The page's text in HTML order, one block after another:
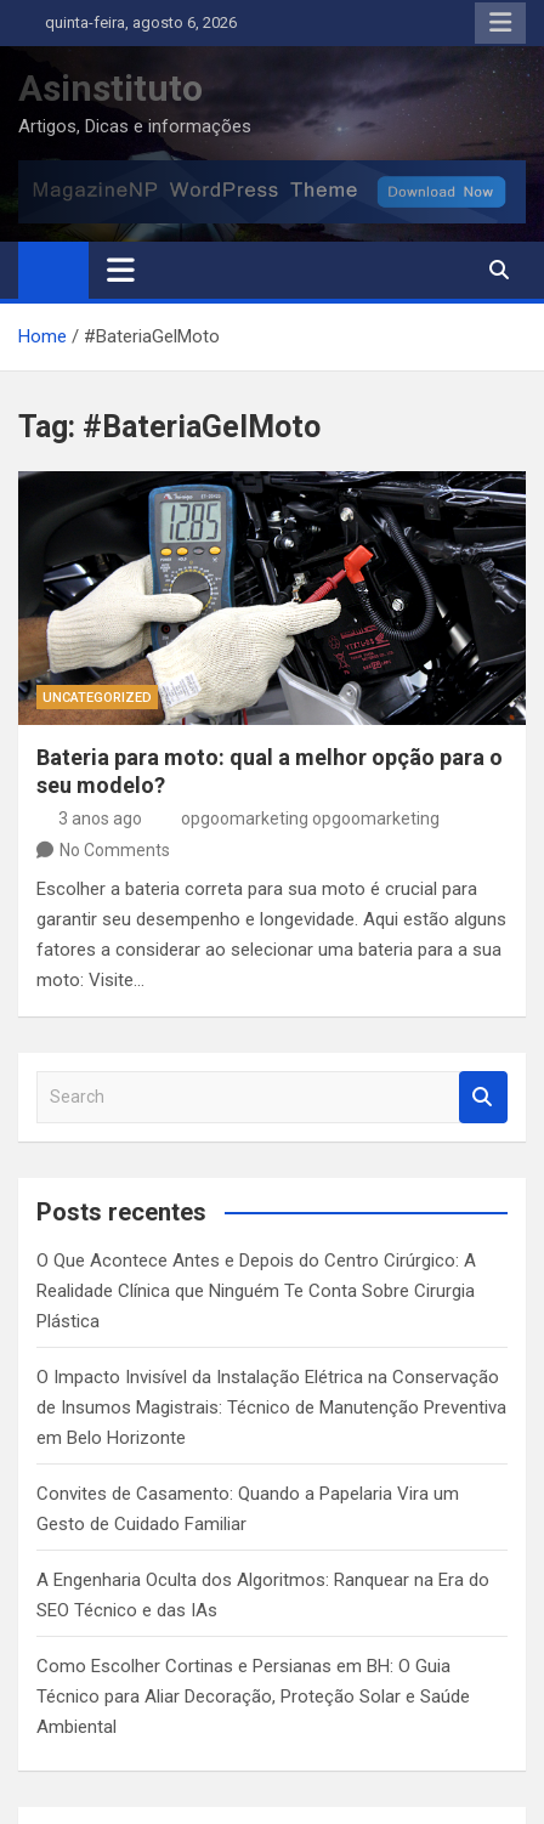
to
content
quinta-feira, agosto 6, 2026
Asinstituto
Artigos, Dicas e informações
Home #BateriaGelMoto
Tag: #BateriaGelMoto
UNCATEGORIZED
Bateria para moto: qual a melhor opção para o
seu modelo?
3 anos ago
opgoomarketing opgoomarketing
No Comments
Escolher a bateria correta para sua moto é crucial para
garantir seu desempenho e longevidade. Aqui estão alguns
fatores a considerar ao selecionar uma bateria para a sua
moto: Visite…
a
c
Posts recentes
O Que Acontece Antes e Depois do Centro Cirúrgico: A
Realidade Clínica que Ninguém Te Conta Sobre Cirurgia
Plástica
O Impacto Invisível da Instalação Elétrica na Conservação
de Insumos Magistrais: Técnico de Manutenção Preventiva
em Belo Horizonte
Convites de Casamento: Quando a Papelaria Vira um
Gesto de Cuidado Familiar
A Engenharia Oculta dos Algoritmos: Ranquear na Era do
SEO Técnico e das IAs
Como Escolher Cortinas e Persianas em BH: O Guia
Técnico para Aliar Decoração, Proteção Solar e Saúde
Ambiental